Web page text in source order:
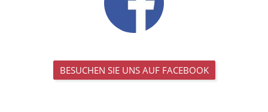
BESUCHEN SIE UNS AUF FACEBOOK